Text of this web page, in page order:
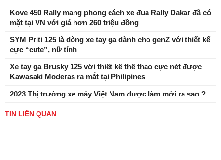
Kove 450 Rally mang phong cách xe đua Rally Dakar đã có
mặt tại VN với giá hơn 260 triệu đồng
SYM Priti 125 là dòng xe tay ga dành cho genZ với thiết kế
cực “cute”, nữ tính
Xe tay ga Brusky 125 với thiết kế thể thao cực nét được
Kawasaki Moderas ra mắt tại Philipines
2023 Thị trường xe máy Việt Nam được làm mới ra sao ?
TIN LIÊN QUAN